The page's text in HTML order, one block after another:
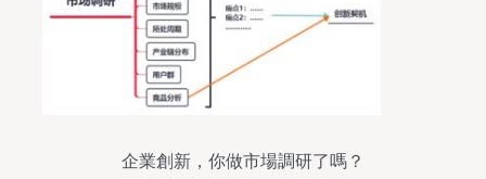
企業創新，你做市場調研了嗎？